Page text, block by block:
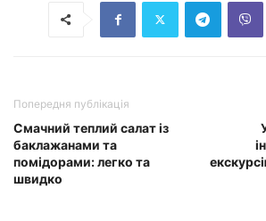
Попередня публікація
Смачний теплий салат із
баклажанами та
помідорами: легко та
швидко